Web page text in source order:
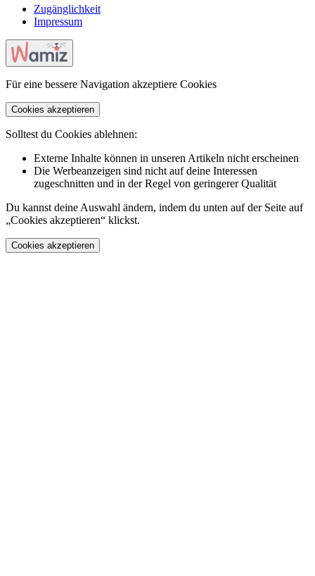
Zugänglichkeit
Impressum
Für eine bessere Navigation akzeptiere Cookies
Cookies akzeptieren
Solltest du Cookies ablehnen:
Externe Inhalte können in unseren Artikeln nicht erscheinen
Die Werbeanzeigen sind nicht auf deine Interessen
zugeschnitten und in der Regel von geringerer Qualität
Du kannst deine Auswahl ändern, indem du unten auf der Seite auf
„Cookies akzeptieren“ klickst.
Cookies akzeptieren